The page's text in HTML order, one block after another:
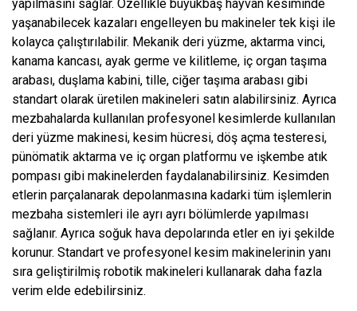
yapılmasını sağlar. Özellikle büyükbaş hayvan kesiminde
yaşanabilecek kazaları engelleyen bu makineler tek kişi ile
kolayca çalıştırılabilir. Mekanik deri yüzme, aktarma vinci,
kanama kancası, ayak germe ve kilitleme, iç organ taşıma
arabası, duşlama kabini, tille, ciğer taşıma arabası gibi
standart olarak üretilen makineleri satın alabilirsiniz. Ayrıca
mezbahalarda kullanılan profesyonel kesimlerde kullanılan
deri yüzme makinesi, kesim hücresi, döş açma testeresi,
pünömatik aktarma ve iç organ platformu ve işkembe atık
pompası gibi makinelerden faydalanabilirsiniz. Kesimden
etlerin parçalanarak depolanmasına kadarki tüm işlemlerin
mezbaha sistemleri ile ayrı ayrı bölümlerde yapılması
sağlanır. Ayrıca soğuk hava depolarında etler en iyi şekilde
korunur. Standart ve profesyonel kesim makinelerinin yanı
sıra geliştirilmiş robotik makineleri kullanarak daha fazla
verim elde edebilirsiniz.